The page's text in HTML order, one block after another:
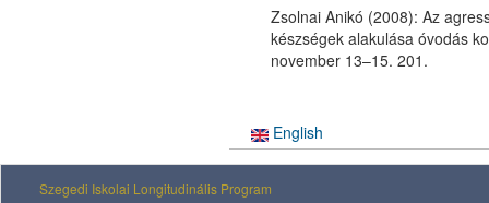
Zsolnai Anikó (2008): Az
készségek alakulása óvodás
november 13–15. 201.
English
Szegedi Iskolai Longitudinális Program